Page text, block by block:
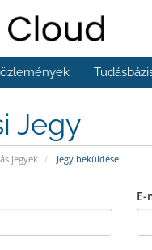
Jegy
jegyek Jegy beküldése
E-